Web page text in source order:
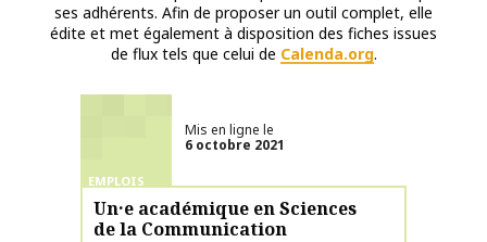
ses adhérents. Afin de proposer un outil complet, elle
édite et met également à disposition des fiches issues
de flux tels que celui de Calenda.org.
EMPLOIS
Mis en ligne le
6 octobre 2021
Un·e académique en Sciences
de la Communication